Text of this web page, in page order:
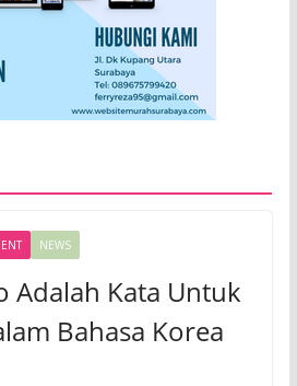
NEWS
Adalah Kata Untuk
Bahasa Korea